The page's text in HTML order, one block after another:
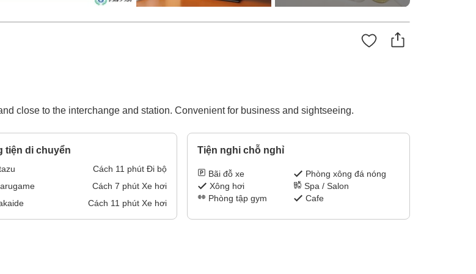
close to the interchange and station. Convenient for business and sightseeing.
tiện di chuyển
Cách 11 phút Đi bộ
Cách 7 phút Xe hơi
Cách 11 phút Xe hơi
Tiện nghi chỗ nghỉ
Bãi đỗ xe
Phòng xông đá nóng
Xông hơi
Spa / Salon
Phòng tập gym
Cafe